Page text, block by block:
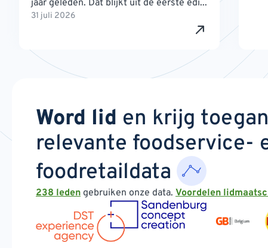
jaar geleden. Dat blijkt uit de eerste edi...
31 juli 2026
Word lid en krijg
relevante foodservice-
foodretaildata
238 leden gebruiken onze data. Voordelen